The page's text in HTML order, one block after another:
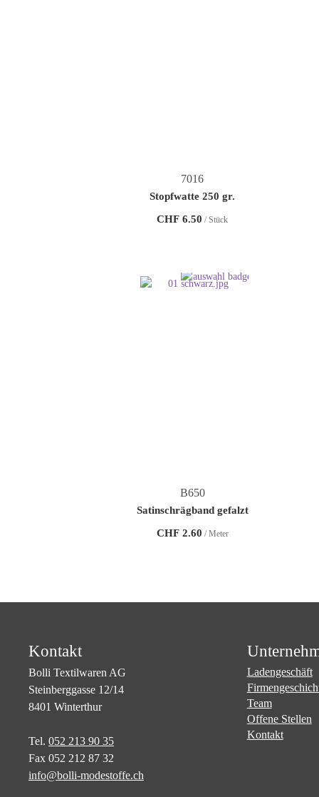
7016
Stopfwatte 250 gr.
CHF 6.50 / Stück
B650
Satinschrägband gefalzt
CHF2.60 / Meter
Kontakt
Bolli Textilwaren AG
Steinberggasse 12/14
8401 Winterthur
Tel. 052 213 90 35
Fax 052 212 87 32
info@bolli-modestoffe.ch
Ladengeschäft
Team
Offene Stellen
Kontakt